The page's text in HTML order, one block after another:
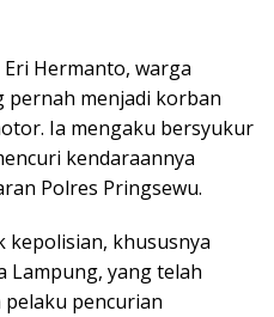
Hermanto, warga
pernah menjadi korban
Ia mengaku bersyukur
kendaraannya
Polres Pringsewu.
kepolisian, khususnya
Lampung, yang telah
pencurian